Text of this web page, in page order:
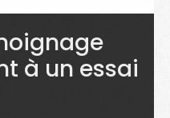
à un essai